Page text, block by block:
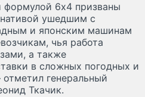
формулой 6х4 призваны
ушедшим с
и японским машинам
чья работа
а также
в сложных погодных и
генеральный
Ткачик.